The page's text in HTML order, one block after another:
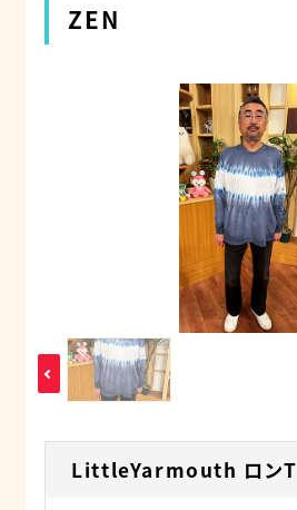
ZEN
LittleYarmouth ロンT